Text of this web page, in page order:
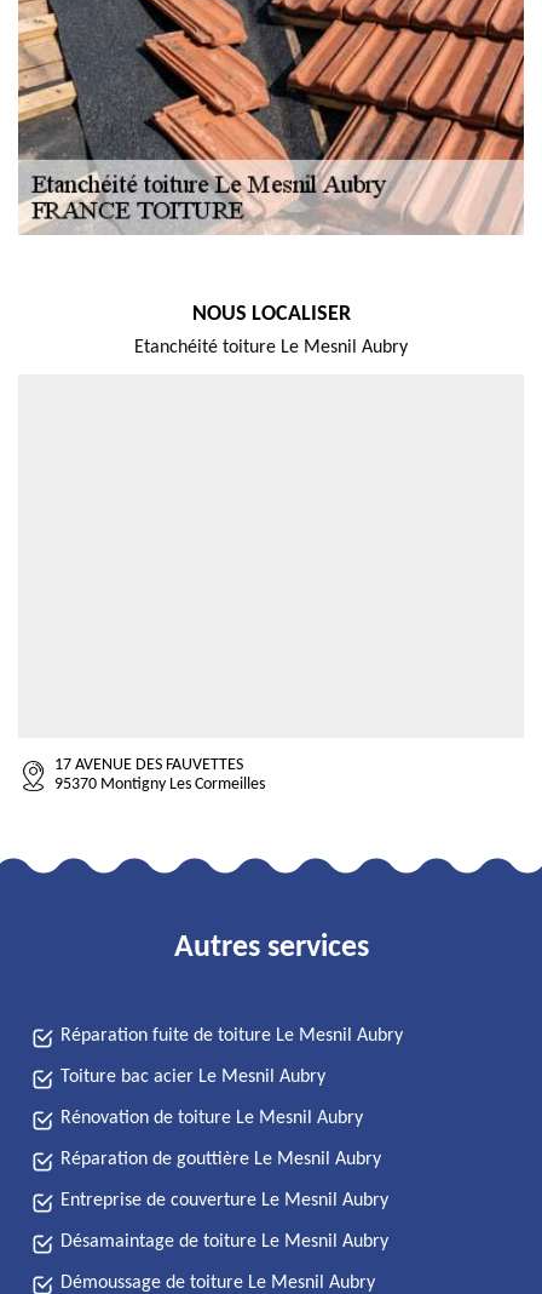
NOUS LOCALISER
Etanchéité toiture Le Mesnil Aubry
17 AVENUE DES FAUVETTES
95370 Montigny Les Cormeilles
Autres services
Réparation fuite de toiture Le Mesnil Aubry
Toiture bac acier Le Mesnil Aubry
Rénovation de toiture Le Mesnil Aubry
Réparation de gouttière Le Mesnil Aubry
Entreprise de couverture Le Mesnil Aubry
Désamaintage de toiture Le Mesnil Aubry
Démoussage de toiture Le Mesnil Aubry